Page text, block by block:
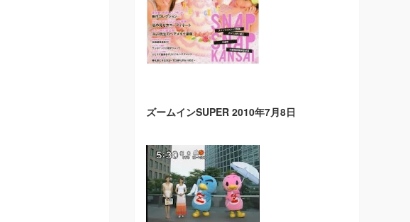
ズームインSUPER 2010年7月8日